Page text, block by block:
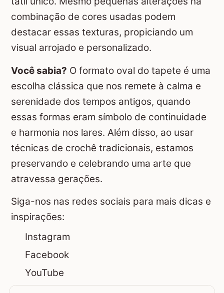
combinação de cores usadas podem
destacar essas texturas, propiciando um
visual arrojado e personalizado.
Você sabia? O formato oval do tapete é uma
escolha clássica que nos remete à calma e
serenidade dos tempos antigos, quando
essas formas eram símbolo de continuidade
e harmonia nos lares. Além disso, ao usar
técnicas de crochê tradicionais, estamos
preservando e celebrando uma arte que
atravessa gerações.
Siga-nos nas redes sociais para mais dicas e
inspirações:
Instagram
Facebook
YouTube